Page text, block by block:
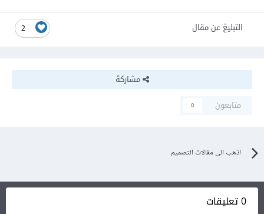
2 التبليغ عن مقال
مشاركة
متابعون
0
اذهب الى مقالات التصميم
0 تعليقات